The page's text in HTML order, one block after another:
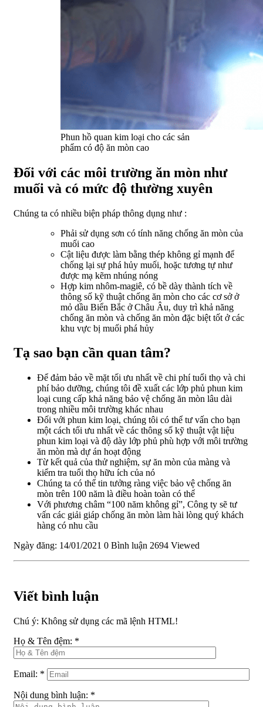
Phun hồ quan kim loại cho các sản
phẩm có độ ăn mòn cao
Đối với các môi trường ăn mòn như
muối và có mức độ thường xuyên
Chúng ta có nhiều biện pháp thông dụng như :
Phải sử dụng sơn có tính năng chống ăn mòn của
muối cao
Cật liệu được làm bằng thép không gỉ mạnh để
chống lại sự phá hủy muối, hoặc tương tự như
được mạ kẽm nhúng nóng
Hợp kim nhôm-magiê, có bề dày thành tích về
thông số kỹ thuật chống ăn mòn cho các cơ sở ở
mỏ dầu Biển Bắc ở Châu Âu, duy trì khả năng
chống ăn mòn và chống ăn mòn đặc biệt tốt ở các
khu vực bị muối phá hủy
Tạ sao bạn cần quan tâm?
Để đảm bảo về mặt tối ưu nhất về chi phí tuổi thọ và chi
phí bảo dưỡng, chúng tôi đề xuất các lớp phủ phun kim
loại cung cấp khả năng bảo vệ chống ăn mòn lâu dài
trong nhiều môi trường khác nhau
Đối với phun kim loại, chúng tôi có thể tư vấn cho bạn
một cách tối ưu nhất về các thông số kỹ thuật vật liệu
phun kim loại và độ dày lớp phủ phù hợp với môi trường
ăn mòn mà dự án hoạt động
Từ kết quả của thử nghiệm, sự ăn mòn của màng và
kiểm tra tuổi thọ hữu ích của nó
Chúng ta có thể tin tưởng ràng việc bảo vệ chống ăn
mòn trên 100 năm là điều hoàn toàn có thể
Với phương châm “100 năm không gỉ”, Công ty sẽ tư
vấn các giải giáp chống ăn mòn làm hài lòng quý khách
hàng có nhu cầu
Ngày đăng: 14/01/2021 0 Bình luận 2694 Viewed
Viết bình luận
Chú ý: Không sử dụng các mã lệnh HTML!
Họ & Tên đệm: *
Email: *
Nội dung bình luận: *